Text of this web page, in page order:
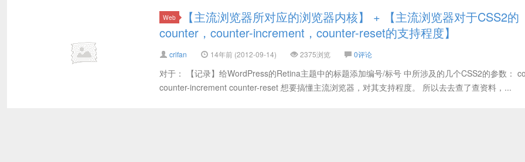
Web
【主流浏览器所对应的浏览器内核】 + 【主流浏览器对于CSS2的
counter，counter-increment，counter-reset的支持程度】
crifan 14年前 (2012-09-14) 2375浏览 0评论
对于： 【记录】给WordPress的Retina主题中的标题添加编号/标号 中所涉及的几个CSS2的参数：
counter-increment counter-reset 想要搞懂主流浏览器，对其支持程度。 所以去去查了查资料，...